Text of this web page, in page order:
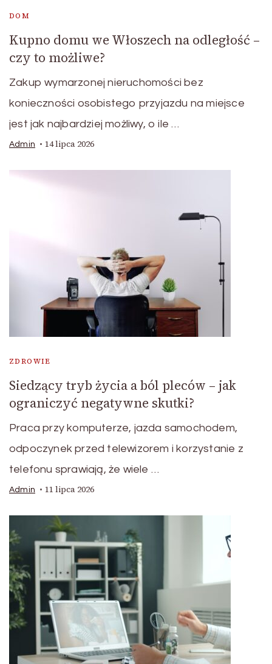
DOM
Kupno domu we Włoszech na odległość –
czy to możliwe?
Zakup wymarzonej nieruchomości bez
konieczności osobistego przyjazdu na miejsce
jest jak najbardziej możliwy, o ile …
Admin 14 lipca 2026
ZDROWIE
Siedzący tryb życia a ból pleców – jak
ograniczyć negatywne skutki?
Praca przy komputerze, jazda samochodem,
odpoczynek przed telewizorem i korzystanie z
telefonu sprawiają, że wiele …
Admin 11 lipca 2026